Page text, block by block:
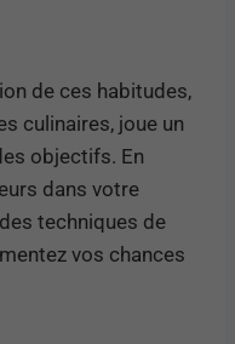
de ces habitudes,
culinaires, joue un
objectifs. En
dans votre
techniques de
vos chances